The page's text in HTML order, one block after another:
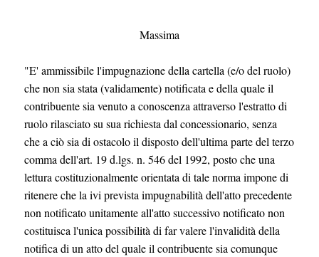
Massima
"E' ammissibile l'impugnazione della cartella (e/o del ruolo)
che non sia stata (validamente) notificata e della quale il
contribuente sia venuto a conoscenza attraverso l'estratto di
ruolo rilasciato su sua richiesta dal concessionario, senza
che a ciò sia di ostacolo il disposto dell'ultima parte del terzo
comma dell'art. 19 d.lgs. n. 546 del 1992, posto che una
lettura costituzionalmente orientata di tale norma impone di
ritenere che la ivi prevista impugnabilità dell'atto precedente
non notificato unitamente all'atto successivo notificato non
costituisca l'unica possibilità di far valere l'invalidità della
notifica di un atto del quale il contribuente sia comunque